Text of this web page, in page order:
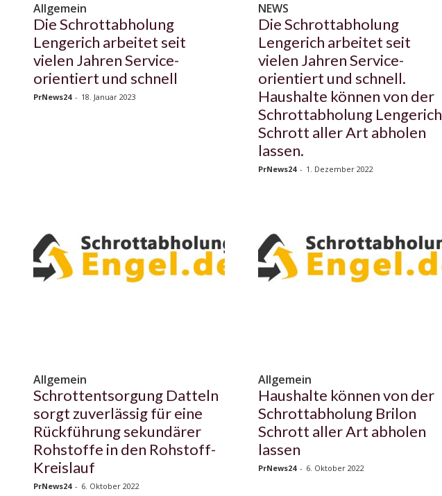
Allgemein
Die Schrottabholung
Lengerich arbeitet seit
vielen Jahren Service-
orientiert und schnell
PrNews24 - 18. Januar 2023
NEWS
Die Schrottabholung
Lengerich arbeitet seit
vielen Jahren Service-
orientiert und schnell.
Haushalte können von der
Schrottabholung Lengerich
Schrott aller Art abholen
lassen.
PrNews24 - 1. Dezember 2022
Allgemein
Schrottentsorgung Datteln
sorgt zuverlässig für eine
Rückführung sekundärer
Rohstoffe in den Rohstoff-
Kreislauf
PrNews24 - 6. Oktober 2022
Allgemein
Haushalte können von der
Schrottabholung Brilon
Schrott aller Art abholen
lassen
PrNews24 - 6. Oktober 2022